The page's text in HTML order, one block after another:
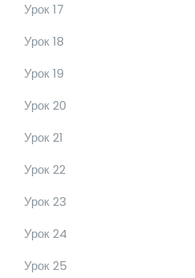
Урок 17
Урок 18
Урок 19
Урок 20
Урок 21
Урок 22
Урок 23
Урок 24
Урок 25